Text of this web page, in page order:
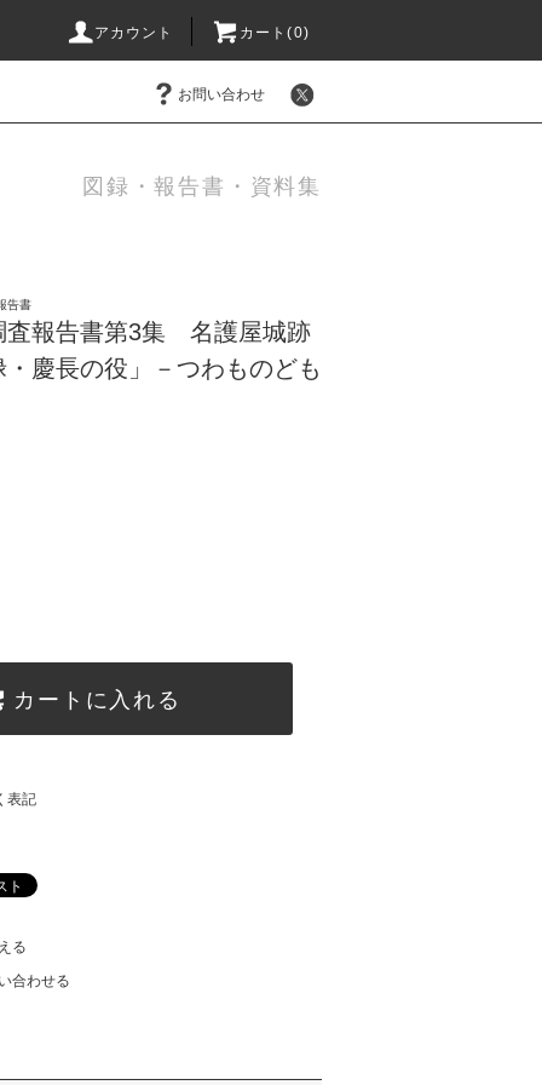
アカウント カート(0)
お問い合わせ
図録・報告書・資料集
告書
査報告書第3集 名護屋城跡
慶長の役」－つわものども
カートに入れる
表記
る
合わせる